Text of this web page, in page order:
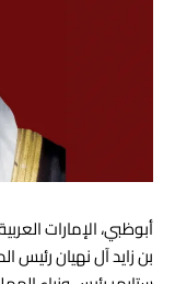
أبوظبي، الإمارات
بن زايد آل نهيانرئيس